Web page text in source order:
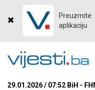
Preuzmite
aplikaciju
29.01.2026 / 07:52 BiH -